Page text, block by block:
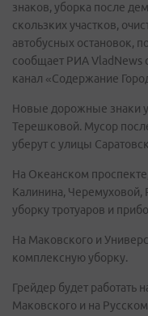
знаков, уборка после
скользких участков,
автобусных остановок,
сообщает РИА VladNews
канал «Содержание
Новые дорожные знаки
Терешковой. Мусор
уберут с улицы
На Океанском
Калинина, Черемуховой,
уборку тротуаров и
На Маковского и
комплексную уборку.
Грейдер будет работать
Маковского и на